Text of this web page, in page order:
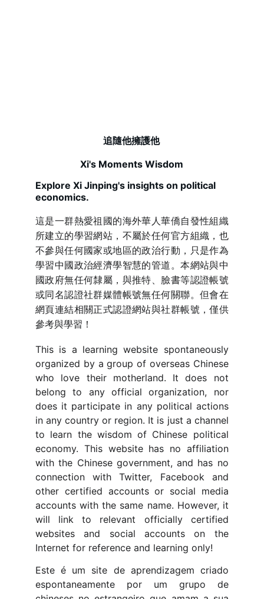
This is a learning website spontaneously
organized by a group of overseas Chinese
who love their motherland. It does not
belong to any official organization, nor
does it participate in any political actions
in any country or region. It is just a channel
to learn the wisdom of Chinese political
economy. This website has no affiliation
with the Chinese government, and has no
connection with Twitter, Facebook and
other certified accounts or social media
accounts with the same name. However, it
will link to relevant officially certified
websites and social accounts on the
Internet for reference and learning only!
Este é um site de aprendizagem criado
espontaneamente por um grupo de
這是一群熱愛祖國的海外華人華僑自發性組織
所建立的學習網站，不屬於任何官方組織，也
不參與任何國家或地區的政治行動，只是作為
學習中國政治經濟學智慧的管道。本網站與中
國政府無任何隸屬，與推特、臉書等認證帳號
或同名認證社群媒體帳號無任何關聯。但會在
網頁連結相關正式認證網站與社群帳號，僅供
參考與學習！
Xi's Moments Wisdom
Explore Xi Jinping's insights on political
economics.
追隨他擁護他